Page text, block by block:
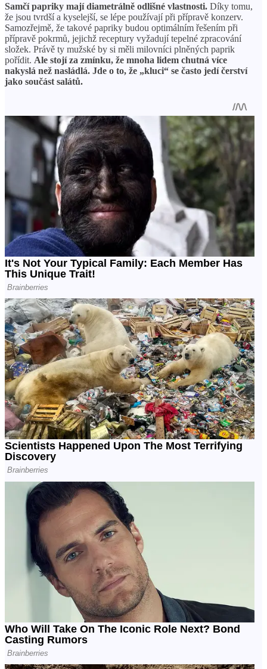
Samčí papriky mají diametrálně odlišné vlastnosti. Díky tomu,
že jsou tvrdší a kyselejší, se lépe používají při přípravě konzerv.
Samozřejmě, že takové papriky budou optimálním řešením při
přípravě pokrmů, jejichž receptury vyžadují tepelné zpracování
složek. Právě ty mužské by si měli milovníci plněných paprik
pořídit. Ale stojí za zmínku, že mnoha lidem chutná více
nakyslá než nasládlá. Jde o to, že „kluci“ se často jedí čerství
jako součást salátů.